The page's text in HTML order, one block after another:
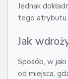
Jednak
tego atrybutu.
Jak
Sposób, w
od miejsca,